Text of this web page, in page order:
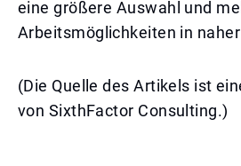
eine größere Auswahl und
Arbeitsmöglichkeiten in
(Die Quelle des Artikels ist
von SixthFactor Consulting.)